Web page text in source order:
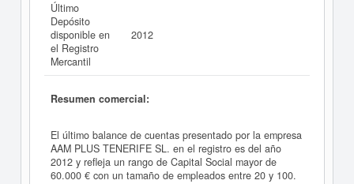
Último
Depósito
disponible en
el Registro
Mercantil
2012
Resumen comercial:
El último balance de cuentas presentado por la empresa
AAM PLUS TENERIFE SL. en el registro es del año
2012 y refleja un rango de Capital Social mayor de
60.000 € con un tamaño de empleados entre 20 y 100.